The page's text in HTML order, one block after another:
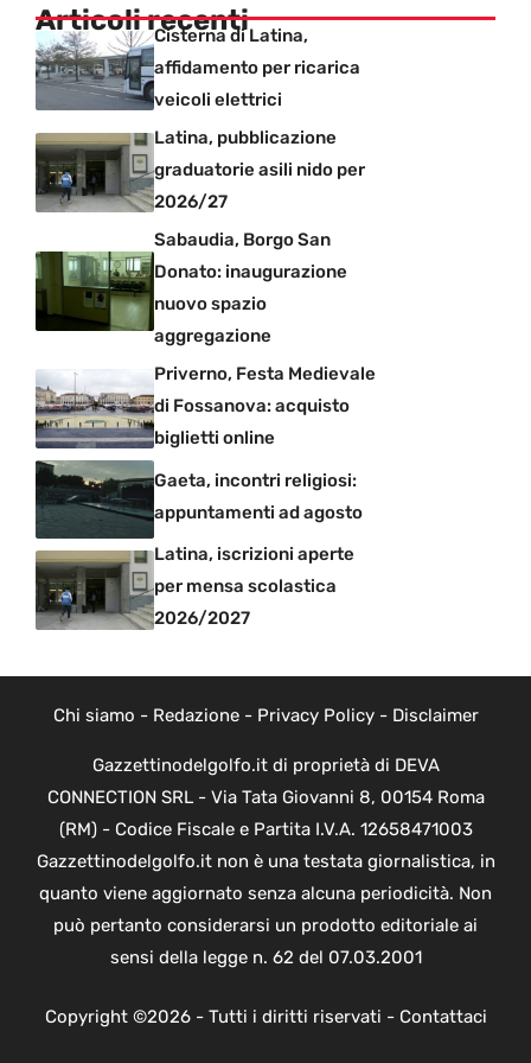
Articoli recenti
Cisterna di Latina,
affidamento per ricarica
veicoli elettrici
Latina, pubblicazione
graduatorie asili nido per
2026/27
Sabaudia, Borgo San
Donato: inaugurazione
nuovo spazio
aggregazione
Priverno, Festa Medievale
di Fossanova: acquisto
biglietti online
Gaeta, incontri religiosi:
appuntamenti ad agosto
Latina, iscrizioni aperte
per mensa scolastica
2026/2027
Chi siamo - Redazione- Privacy Policy- Disclaimer
Gazzettinodelgolfo.it di proprietà di DEVA
CONNECTION SRL - Via Tata Giovanni 8, 00154 Roma
(RM) - Codice Fiscale e Partita I.V.A. 12658471003
Gazzettinodelgolfo.it non è una testata giornalistica, in
quanto viene aggiornato senza alcuna periodicità. Non
può pertanto considerarsi un prodotto editoriale ai
sensi della legge n. 62 del 07.03.2001
Copyright ©2026 - Tutti i diritti riservati - Contattaci